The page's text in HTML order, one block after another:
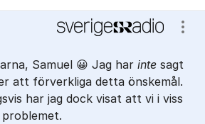
Samuel 😀 Jag har inte sagt
att förverkliga detta önskemål.
har jag dock visat att vi i viss